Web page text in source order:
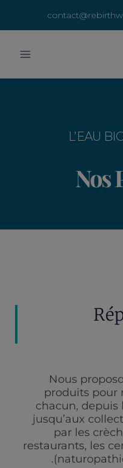
L’EAU
Nos
Nous
produits pour
chacun, depuis
jusqu’aux
par les
restaurants, les